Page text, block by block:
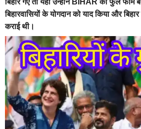
बिहार गए तो यहां उन्होंने BIHAR का फुल फॉर्म
बिहारवासियों के योगदान को याद किया और
कराई थी।